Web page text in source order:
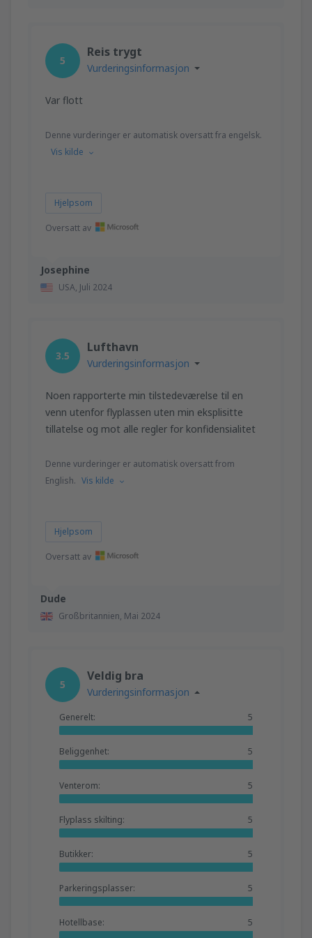
Josephine
USA, Juli 2024
5
Reis trygt
Vurderingsinformasjon
Var flott
Denne vurderinger er automatisk oversatt fra engelsk.
Vis kilde
Hjelpsom
Oversatt av
Dude
Großbritannien, Mai 2024
3.5
Lufthavn
Vurderingsinformasjon
Noen rapporterte min tilstedeværelse til en
venn utenfor flyplassen uten min eksplisitte
tillatelse og mot alle regler for konfidensialitet
Denne vurderinger er automatisk oversatt from
English. Vis kilde
Hjelpsom
Oversatt av
5
Veldig bra
Vurderingsinformasjon
Generelt: 5
Beliggenhet: 5
Venterom: 5
Flyplass skilting: 5
Butikker: 5
Parkeringsplasser: 5
Hotellbase: 5